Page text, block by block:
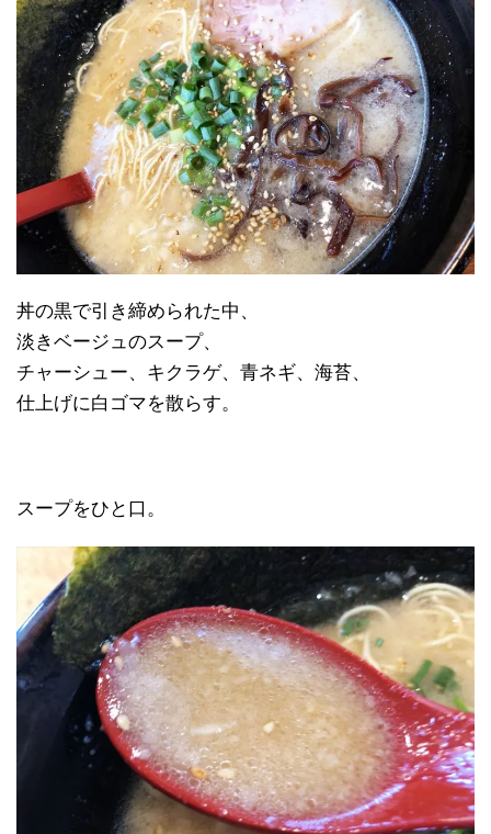
丼の黒で引き締められた中、
淡きベージュのスープ、
チャーシュー、キクラゲ、青ネギ、海苔、
仕上げに白ゴマを散らす。
スープをひと口。